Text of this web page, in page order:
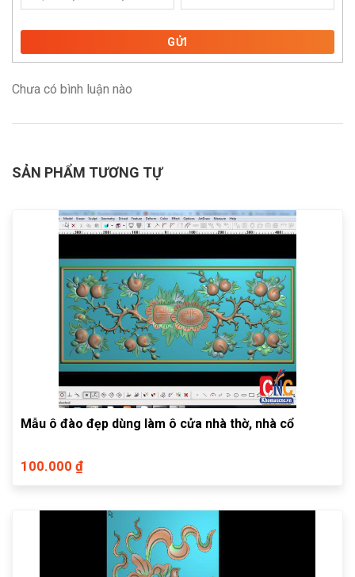
GỬI
Chưa có bình luận nào
SẢN PHẨM TƯƠNG TỰ
Mẫu ô đào đẹp dùng làm ô cửa nhà thờ, nhà cổ
100.000 ₫